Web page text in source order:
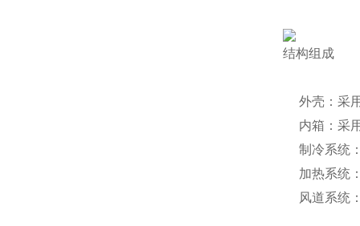
结构组成
外壳：采
内箱：采
制冷系统
加热系统
风道系统